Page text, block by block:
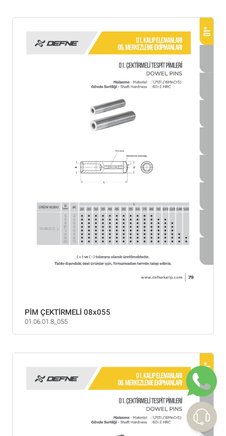
PİM ÇEKTİRMELİ 08x055
01.06.01.8_055